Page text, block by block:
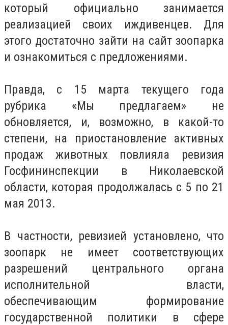
который официально занимается
реализацией своих иждивенцев. Для
этого достаточно зайти на сайт зоопарка
и ознакомиться с предложениями.
Правда, с 15 марта текущего года
рубрика «Мы предлагаем» не
обновляется, и, возможно, в какой-то
степени, на приостановление активных
продаж животных повлияла ревизия
Госфининспекции в Николаевской
области, которая продолжалась с 5 по 21
мая 2013.
В частности, ревизией установлено, что
зоопарк не имеет соответствующих
разрешений центрального органа
исполнительной власти,
обеспечивающим формирование
государственной политики в сфере